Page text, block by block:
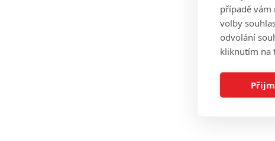
případě vám
volby
odvolání
kliknutím na